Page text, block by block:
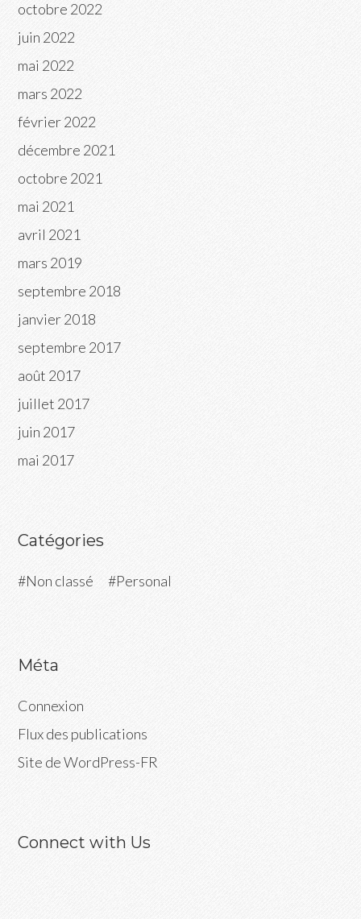
octobre 2022
juin 2022
mai 2022
mars 2022
février 2022
décembre 2021
octobre 2021
mai 2021
avril 2021
mars 2019
septembre 2018
janvier 2018
septembre 2017
août 2017
juillet 2017
juin 2017
mai 2017
Catégories
Non classé Personal
Méta
Connexion
Flux des publications
Site de WordPress-FR
Connect with Us